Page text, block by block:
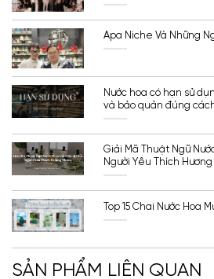
Apa Niche Và Những
Nước hoa có hạn sử
và bảo quản đúng
Giải Mã Thuật Ngữ
Người Yêu Thích Hương
Top 15 Chai Nước Hoa
SẢN PHẨM LIÊN QUAN